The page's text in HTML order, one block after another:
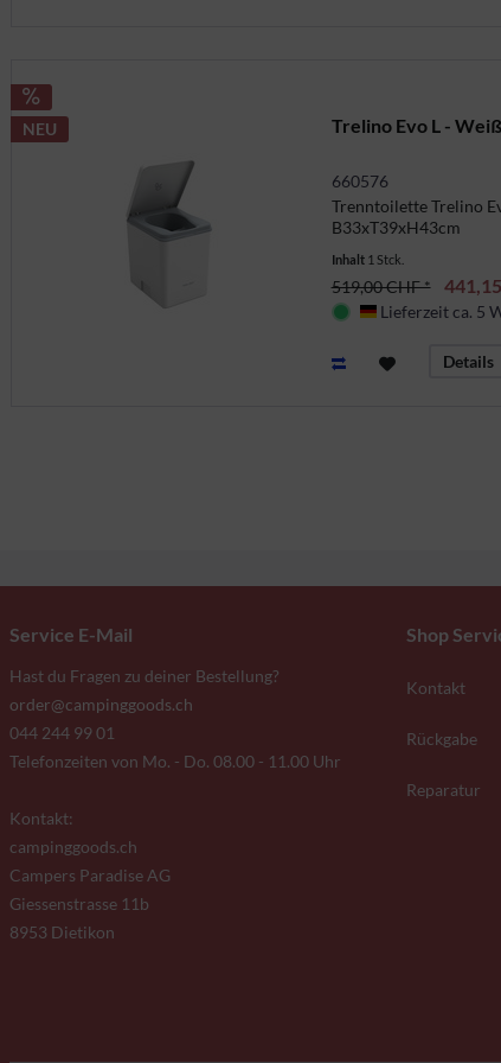
NEU Trelino Evo L - Weiß
660576
Trenntoilette Trelino
B33xT39xH43cm
Inhalt 1 Stck.
519,00 CHF *
Deutschland
Lieferzeit ca. 5
Details
Service E-Mail
Hast du Fragen zu deiner Bestellung?
order@campinggoods.ch
044 244 99 01
Telefonzeiten von Mo. - Do. 08.00 - 11.00 Uhr
Kontakt:
campinggoods.ch
Campers Paradise AG
Giessenstrasse 11b
8953 Dietikon
Shop
Kontakt
Rückgabe
Reparatur